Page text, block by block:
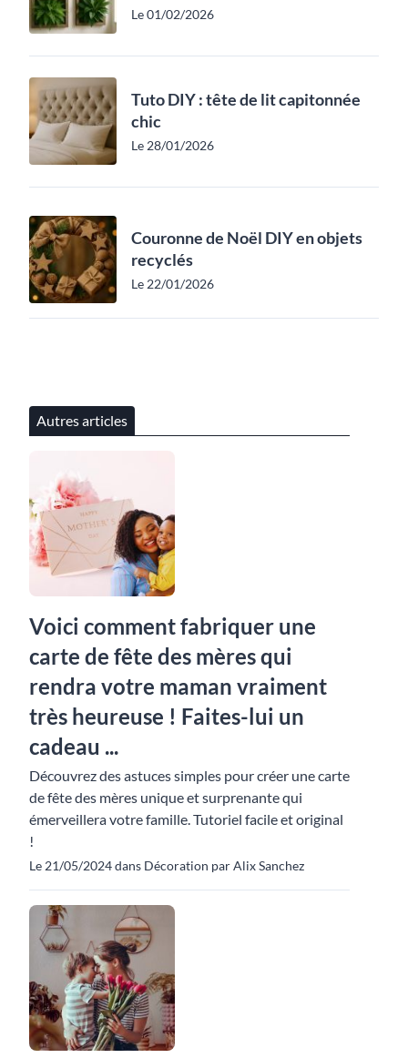
Le 01/02/2026
Tuto DIY : tête de lit capitonnée
chic
Le 28/01/2026
Couronne de Noël DIY en objets
recyclés
Le 22/01/2026
Autres articles
Voici comment fabriquer une
carte de fête des mères qui
rendra votre maman vraiment
très heureuse ! Faites-lui un
cadeau ...
Découvrez des astuces simples pour créer une carte
de fête des mères unique et surprenante qui
émerveillera votre famille. Tutoriel facile et original
!
Le 21/05/2024 dans Décoration par Alix Sanchez